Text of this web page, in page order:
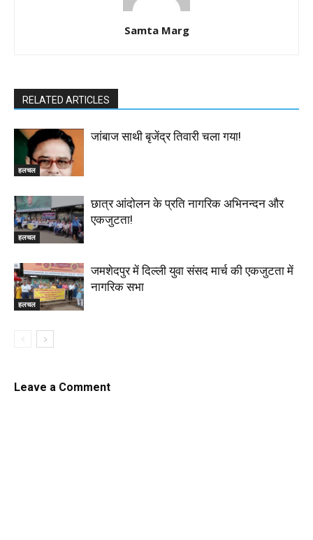
Samta Marg
RELATED ARTICLES
हलचल
जांबाज साथी बृजेंद्र तिवारी चला गया!
हलचल
छात्र आंदोलन के प्रति नागरिक अभिनन्दन और
एकजुटता!
हलचल
जमशेदपुर में दिल्ली युवा संसद मार्च की एकजुटता में
नागरिक सभा
Leave a Comment